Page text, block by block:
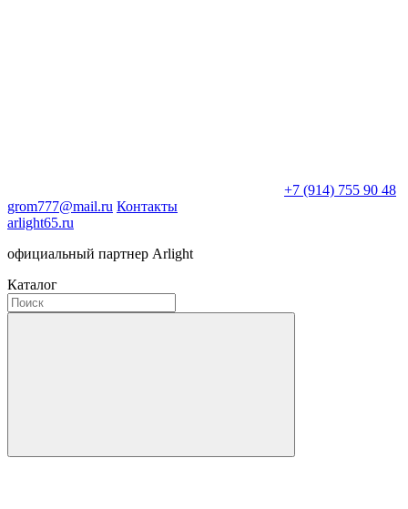
+7 (914) 755 90 48
grom777@mail.ru Контакты
arlight65.ru
официальный партнер Arlight
Каталог